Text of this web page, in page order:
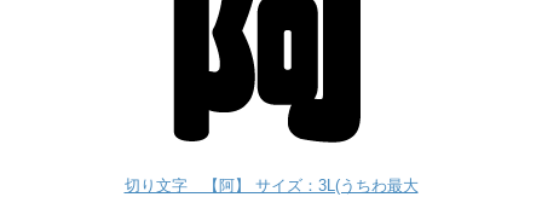
切り文字 【阿】 サイズ：3L(うちわ最大